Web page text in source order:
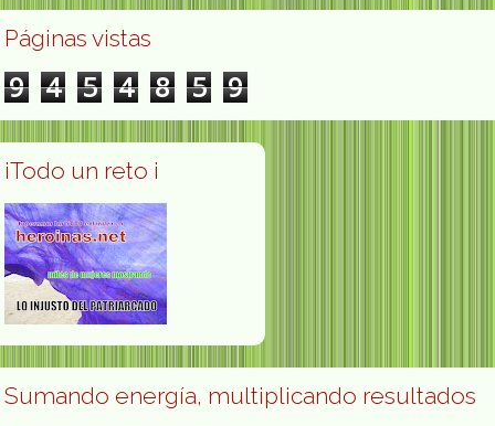
Páginas vistas
9 4 5 4 8 5 9
¡Todo un reto ¡
Sumando energía, multiplicando resultados